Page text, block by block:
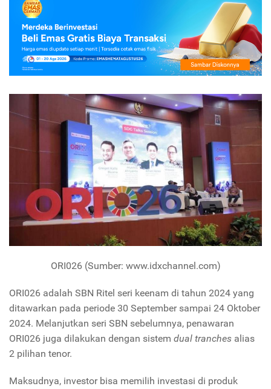
ORI026 (Sumber: www.idxchannel.com)
ORI026 adalah SBN Ritel seri keenam di tahun 2024 yang
ditawarkan pada periode 30 September sampai 24 Oktober
2024. Melanjutkan seri SBN sebelumnya, penawaran
ORI026 juga dilakukan dengan sistem dual tranches alias
2 pilihan tenor.
Maksudnya, investor bisa memilih investasi di produk